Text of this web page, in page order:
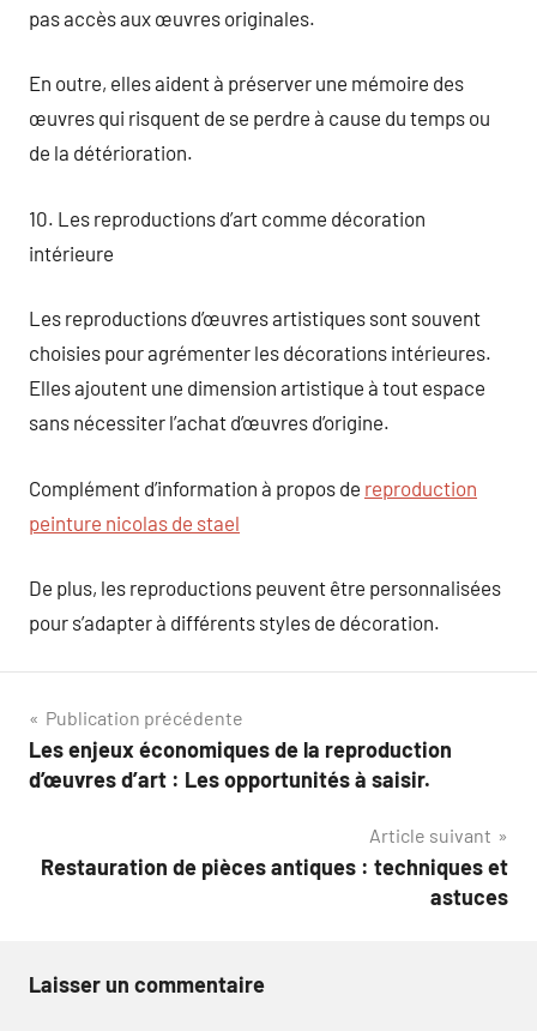
pas accès aux œuvres originales.
En outre, elles aident à préserver une mémoire des
œuvres qui risquent de se perdre à cause du temps ou
de la détérioration.
10. Les reproductions d’art comme décoration
intérieure
Les reproductions d’œuvres artistiques sont souvent
choisies pour agrémenter les décorations intérieures.
Elles ajoutent une dimension artistique à tout espace
sans nécessiter l’achat d’œuvres d’origine.
Complément d’information à propos de reproduction
peinture nicolas de stael
De plus, les reproductions peuvent être personnalisées
pour s’adapter à différents styles de décoration.
Navigation
de
Publication précédente
Les enjeux économiques de la reproduction
d’œuvres d’art : Les opportunités à saisir.
Article suivant
Restauration de pièces antiques : techniques et
astuces
Laisser un commentaire